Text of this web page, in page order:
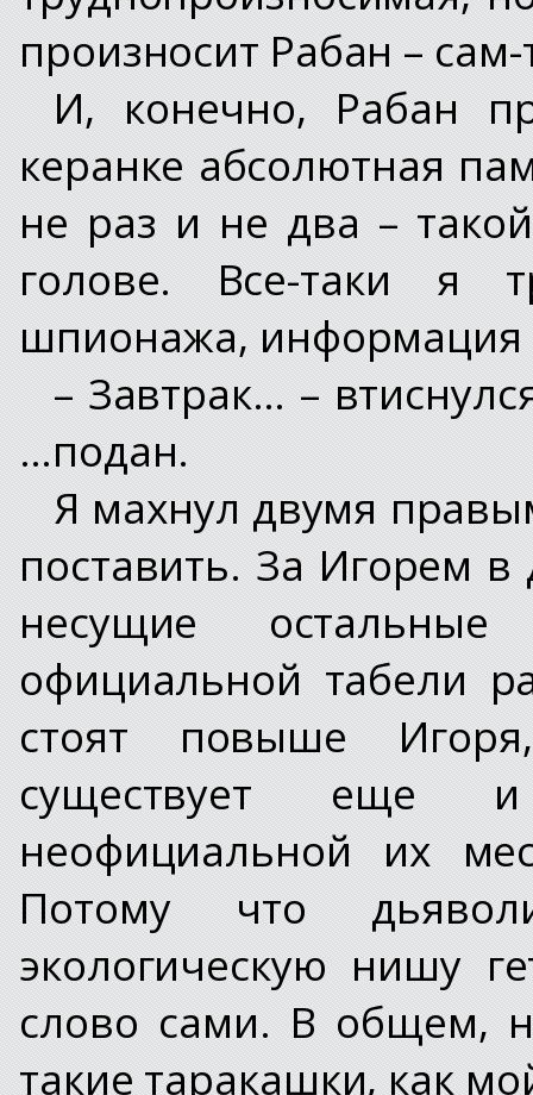
произносит Рабан –
И, конечно, Рабан
керанке абсолютная
не раз и не два –
голове. Все-таки я
шпионажа, информация
– Завтрак… –
…подан.
Я махнул двумя
поставить. За Игорем
несущие
официальной табели
стоят повыше
существует еще
неофициальной их
Потому что
экологическую нишу
слово сами. В общем,
такие таракашки, как